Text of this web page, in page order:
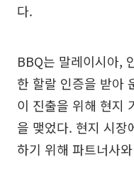
다.
BBQ는 말레이시아,
한 할랄 인증을 받아
이 진출을 위해 현지
을 맺었다. 현지 시장
하기 위해 파트너사